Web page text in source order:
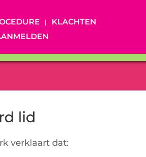
KLACHTEN
lid
verklaart dat: